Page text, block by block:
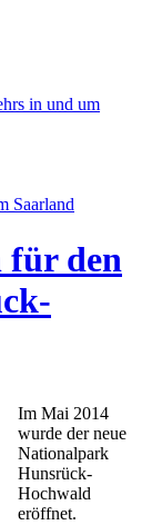
in und um
Saarland
für den
Im Mai 2014
wurde der neue
Nationalpark
Hunsrück-
Hochwald
eröffnet.